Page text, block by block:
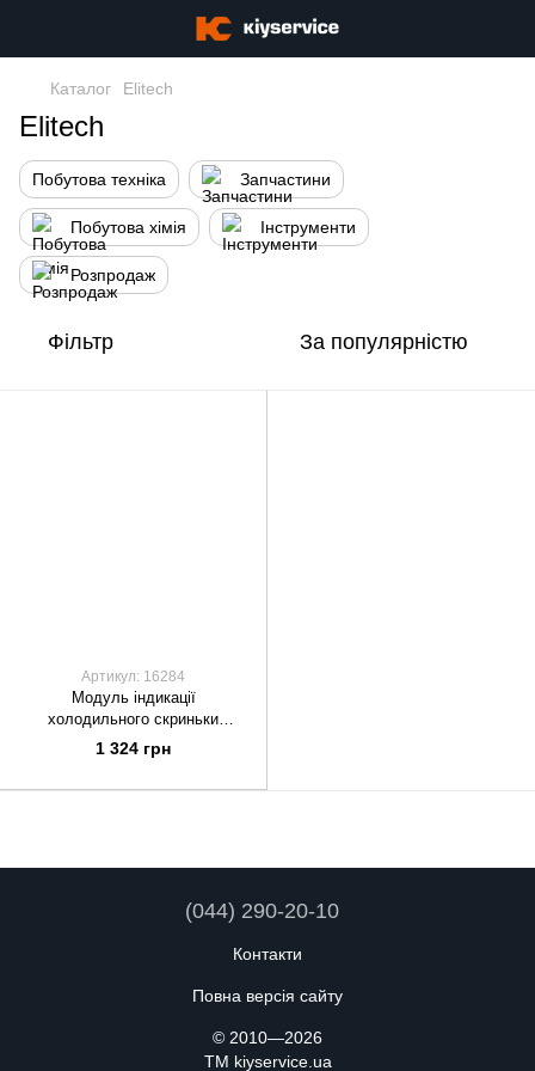
Каталог Elitech
Elitech
Побутова техніка Запчастини
Побутова хімія Інструменти
Розпродаж
Фільтр За популярністю
Артикул: 16284
Модуль індикації
холодильного скриньки
ETC974 Elitech EL974
1 324 грн
(044) 290-20-10
Контакти
Повна версія сайту
© 2010—2026
TM kiyservice.ua